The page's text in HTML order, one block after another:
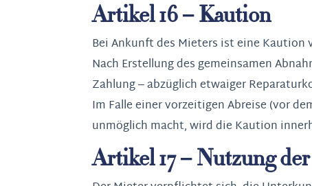
Artikel 16 – Kaution
Bei Ankunft des Mieters ist eine Kaution
Nach Erstellung des gemeinsamen
Zahlung – abzüglich etwaiger
Im Falle einer vorzeitigen Abreise (vor
unmöglich macht, wird die Kaution
Artikel 17 – Nutzung